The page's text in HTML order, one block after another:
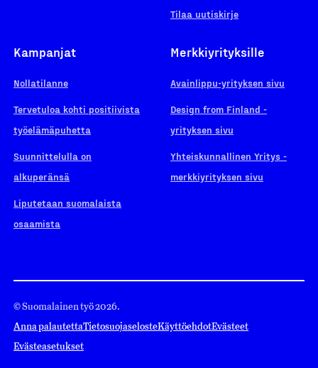
Tilaa uutiskirje
Kampanjat
Nollatilanne
Tervetuloa kohti positiivista
työelämäpuhetta
Suunnittelulla on
alkuperänsä
Liputetaan suomalaista
osaamista
Merkkiyrityksille
Avainlippu-yrityksen sivu
Design from Finland -
yrityksen sivu
Yhteiskunnallinen Yritys -
merkkiyrityksen sivu
© Suomalainen työ 2026.
Anna palautettaTietosuojaselosteKäyttöehdotEvästeet
Evästeasetukset